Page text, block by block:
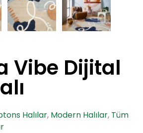
Vibe Dijital
Halılar, Modern Halılar, Tüm